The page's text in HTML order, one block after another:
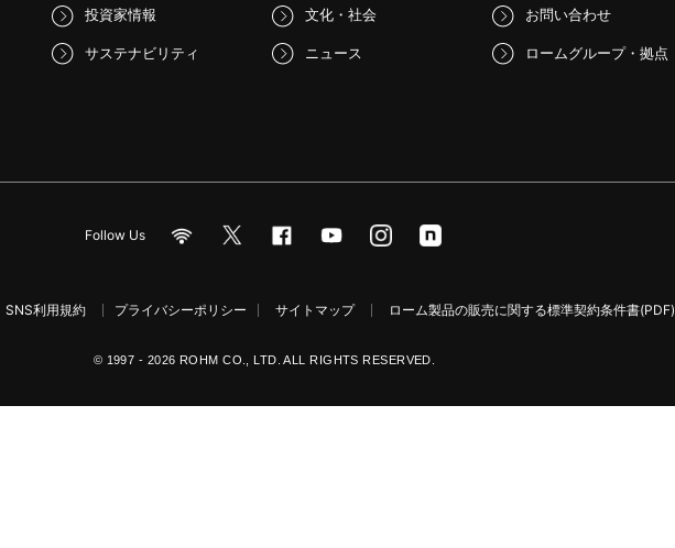
投資家情報
サステナビリティ
文化・社会
ニュース
お問い合わせ
ロームグループ・拠点
Follow Us
SNS利用規約 プライバシーポリシー サイトマップ ローム製品の販売に関する標準契約条件書(PDF)
© 1997 - 2026 ROHM CO., LTD. ALL RIGHTS RESERVED.